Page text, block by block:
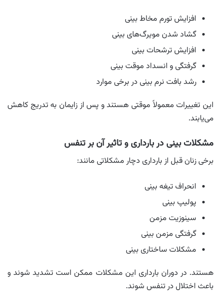
افزایش تورم مخاط بینی
گشاد شدن مویرگ‌های بینی
افزایش ترشحات بینی
گرفتگی و انسداد موقت بینی
رشد بافت نرم بینی در برخی موارد
این تغییرات معمولاً موقتی هستند و پس از زایمان به‌ تدریج کاهش
می‌یابند.
مشکلات بینی در بارداری و تاثیر آن بر تنفس
برخی زنان قبل از بارداری دچار مشکلاتی مانند:
انحراف تیغه بینی
پولیپ بینی
سینوزیت مزمن
گرفتگی مزمن بینی
مشکلات ساختاری بینی
هستند. در دوران بارداری این مشکلات ممکن است تشدید شوند و
باعث اختلال در تنفس شوند.